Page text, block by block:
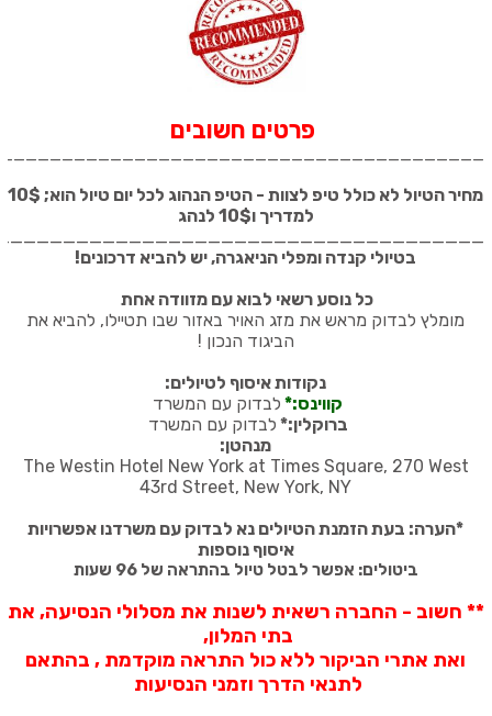
פרטים חשובים
מחיר הטיול לא כולל טיפ לצוות - הטיפ הנהוג לכל יום טיול הוא; 10$
למדריך ו10$ לנהג
בטיולי קנדה ומפלי הניאגרה, יש להביא דרכונים!
כל נוסע רשאי לבוא עם מזוודה אחת
מומלץ לבדוק מראש את מזג האויר באזור שבו תטיילו, להביא את
הביגוד הנכון !
נקודות איסוף לטיולים:
קווינס:* לבדוק עם המשרד
ברוקלין:* לבדוק עם המשרד
מנהטן:
The Westin Hotel New York at Times Square, 270 West
43rd Street, New York, NY
*הערה: בעת הזמנת הטיולים נא לבדוק עם משרדנו אפשרויות
איסוף נוספות
ביטולים: אפשר לבטל טיול בהתראה של 96 שעות
** חשוב - החברה רשאית לשנות את מסלולי הנסיעה, את
בתי המלון,
ואת אתרי הביקור ללא כול התראה מוקדמת , בהתאם
לתנאי הדרך וזמני הנסיעות